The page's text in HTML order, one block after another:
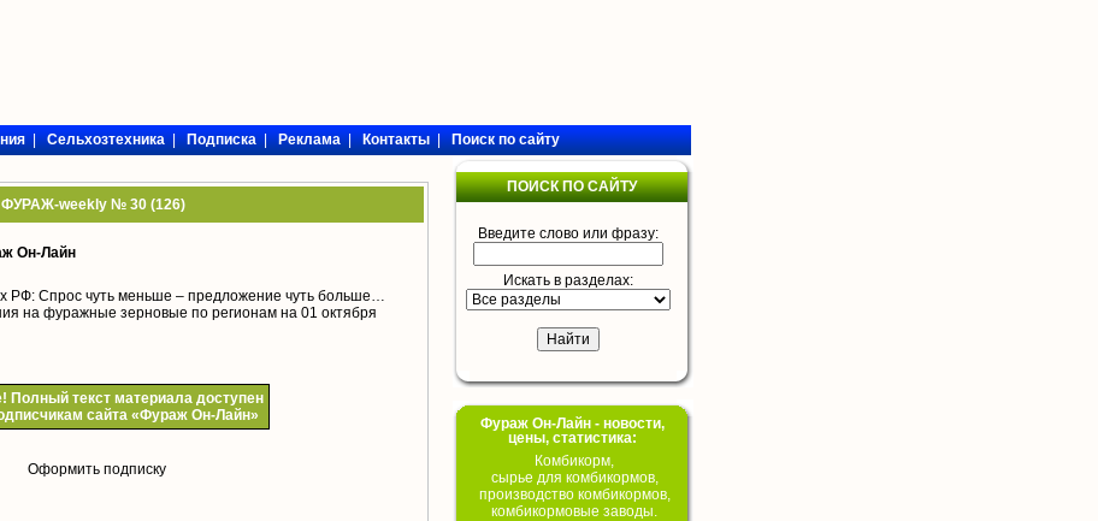
|Сельхозтехника|Подписка|Реклама|Контакты|Поиск по сайту
ФУРАЖ-weekly № 30 (126)
Он-Лайн
РФ: Спрос чуть меньше – предложение чуть больше…
на фуражные зерновые по регионам на 01 октября
Полный текст материала доступен
сайта «Фураж Он-Лайн»
Оформить подписку
ПОИСК ПО САЙТУ
Введите слово или фразу:
Искать в разделах:
Фураж Он-Лайн - новости,
цены, статистика:
Комбикорм,
сырье для комбикормов,
производство комбикормов,
комбикормовые заводы.